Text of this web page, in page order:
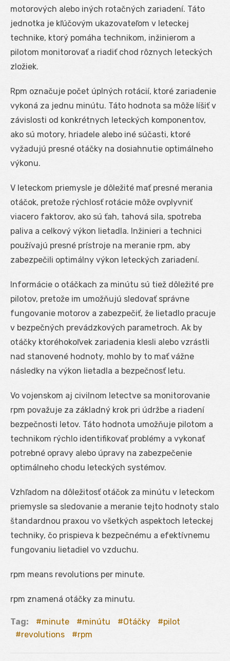
motorových alebo iných rotačných zariadení. Táto
jednotka je kľúčovým ukazovateľom v leteckej
technike, ktorý pomáha technikom, inžinierom a
pilotom monitorovať a riadiť chod rôznych leteckých
zložiek.
Rpm označuje počet úplných rotácií, ktoré zariadenie
vykoná za jednu minútu. Táto hodnota sa môže líšiť v
závislosti od konkrétnych leteckých komponentov,
ako sú motory, hriadele alebo iné súčasti, ktoré
vyžadujú presné otáčky na dosiahnutie optimálneho
výkonu.
V leteckom priemysle je dôležité mať presné merania
otáčok, pretože rýchlosť rotácie môže ovplyvniť
viacero faktorov, ako sú ťah, tahová sila, spotreba
paliva a celkový výkon lietadla. Inžinieri a technici
používajú presné prístroje na meranie rpm, aby
zabezpečili optimálny výkon leteckých zariadení.
Informácie o otáčkach za minútu sú tiež dôležité pre
pilotov, pretože im umožňujú sledovať správne
fungovanie motorov a zabezpečiť, že lietadlo pracuje
v bezpečných prevádzkových parametroch. Ak by
otáčky ktoréhokoľvek zariadenia klesli alebo vzrástli
nad stanovené hodnoty, mohlo by to mať vážne
následky na výkon lietadla a bezpečnosť letu.
Vo vojenskom aj civilnom letectve sa monitorovanie
rpm považuje za základný krok pri údržbe a riadení
bezpečnosti letov. Táto hodnota umožňuje pilotom a
technikom rýchlo identifikovať problémy a vykonať
potrebné opravy alebo úpravy na zabezpečenie
optimálneho chodu leteckých systémov.
Vzhľadom na dôležitosť otáčok za minútu v leteckom
priemysle sa sledovanie a meranie tejto hodnoty stalo
štandardnou praxou vo všetkých aspektoch leteckej
techniky, čo prispieva k bezpečnému a efektívnemu
fungovaniu lietadiel vo vzduchu.
rpm means revolutions per minute.
rpm znamená otáčky za minutu.
Tag: minute minútu Otáčky
pilot
revolutions
rpm